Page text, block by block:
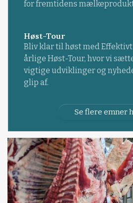
for fremtidens
Høst-Tour
Bliv klar til høst med
årlige Høst-Tour, hvor vi
vigtige udviklinger og
glip af.
Se flere emner